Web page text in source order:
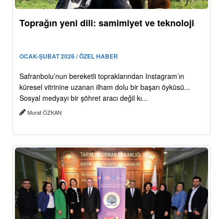
Toprağın yeni dili: samimiyet ve teknoloji
OCAK-ŞUBAT 2026 / ÖZEL HABER
Safranbolu’nun bereketli topraklarından Instagram’ın
küresel vitrinine uzanan ilham dolu bir başarı öyküsü...
Sosyal medyayı bir şöhret aracı değil kı...
Murat ÖZKAN